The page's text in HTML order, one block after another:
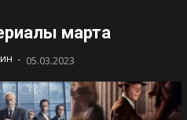
марта
- 05.03.2023